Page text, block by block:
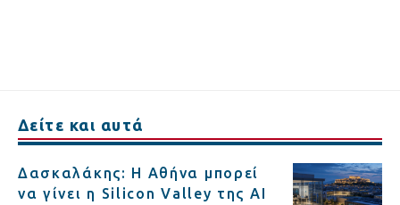
Δείτε και αυτά
Δασκαλάκης: Η Αθήνα μπορεί
να γίνει η Silicon Valley της AI